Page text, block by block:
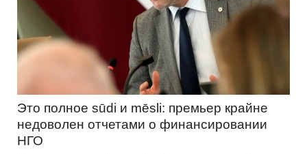
Это полное sūdi и mēsli: премьер крайне
недоволен отчетами о финансировании
НГО